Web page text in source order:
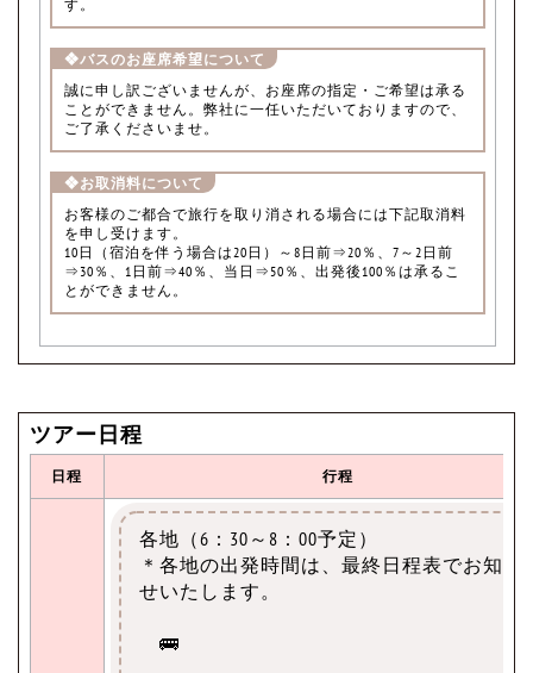
す。
❖バスのお座席希望について
誠に申し訳ございませんが、お座席の指定・ご希望は承る
ことができません。弊社に一任いただいておりますので、
ご了承くださいませ。
❖お取消料について
お客様のご都合で旅行を取り消される場合には下記取消料
を申し受けます。
10日（宿泊を伴う場合は20日）～8日前⇒20％、7～2日前
⇒30％、1日前⇒40％、当日⇒50％、出発後100％は承るこ
とができません。
ツアー日程
日程 行程
各地（6：30～8：00予定）
＊各地の出発時間は、最終日程表でお知ら
せいたします。
🚌